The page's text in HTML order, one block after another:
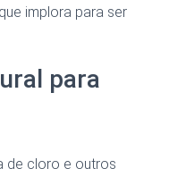
implora para ser
para
de cloro e outros